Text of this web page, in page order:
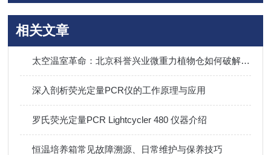
相关文章
太空温室革命：北京科誉兴业微重力植物仓如何破解火星种菜难题
深入剖析荧光定量PCR仪的工作原理与应用
罗氏荧光定量PCR Lightcycler 480 仪器介绍
恒温培养箱常见故障溯源、日常维护与保养技巧